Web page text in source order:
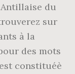
du
sur
à la
des mots
constituéè